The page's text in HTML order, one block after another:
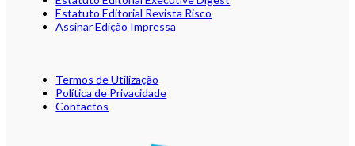
Estatuto Editorial Revista Risco
Assinar Edição Impressa
Termos de Utilização
Política de Privacidade
Contactos